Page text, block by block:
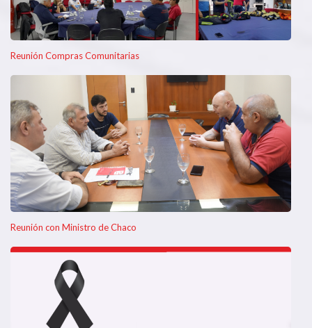
Reunión Compras Comunitarias
Reunión con Ministro de Chaco